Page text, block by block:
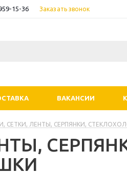
15-36 Заказать звонок
ВАКАНСИИ
СЕТКИ, ЛЕНТЫ, СЕРПЯНКИ,